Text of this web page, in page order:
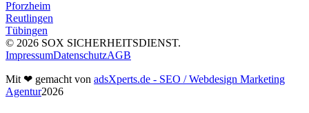
Pforzheim
Reutlingen
Tübingen
© 2026 SOX SICHERHEITSDIENST.
ImpressumDatenschutzAGB
Mit ❤ gemacht von adsXperts.de - SEO / Webdesign Marketing
Agentur2026